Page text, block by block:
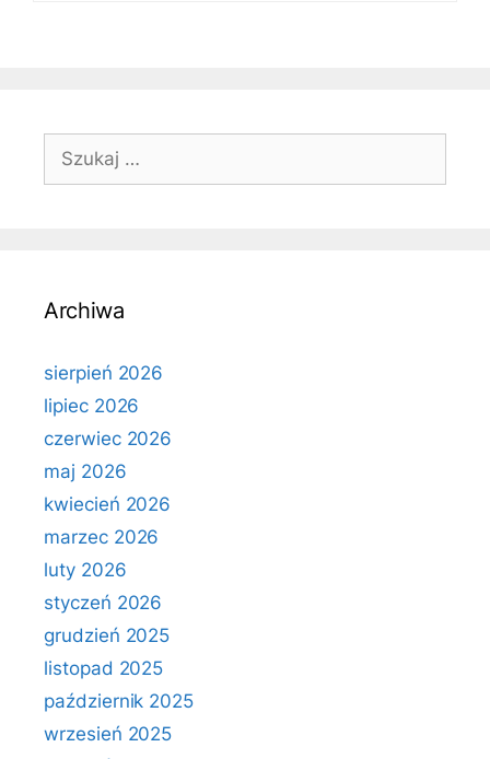
Szukaj:
Archiwa
sierpień 2026
lipiec 2026
czerwiec 2026
maj 2026
kwiecień 2026
marzec 2026
luty 2026
styczeń 2026
grudzień 2025
listopad 2025
październik 2025
wrzesień 2025